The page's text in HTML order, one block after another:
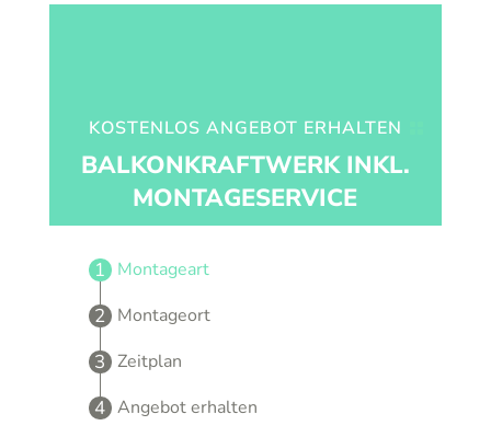
KOSTENLOS ANGEBOT ERHALTEN
BALKONKRAFTWERK INKL.
MONTAGESERVICE
Montageart
Montageort
Zeitplan
Angebot erhalten